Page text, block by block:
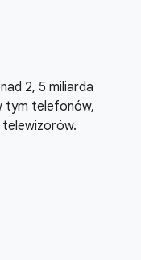
2, 5 miliarda
tym telefonów,